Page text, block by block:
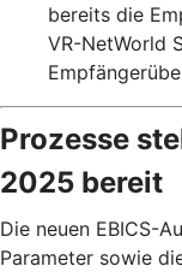
bereits die
VR-NetWorld
Prozesse
2025 bereit
Die neuen EBICS-
Parameter sowie